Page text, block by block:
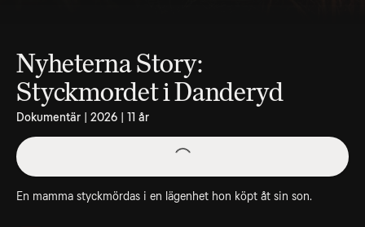
Nyheterna Story:
Styckmordet i Danderyd
Dokumentär | 2026 | 11 år
En mamma styckmördas i en lägenhet hon köpt åt sin son.